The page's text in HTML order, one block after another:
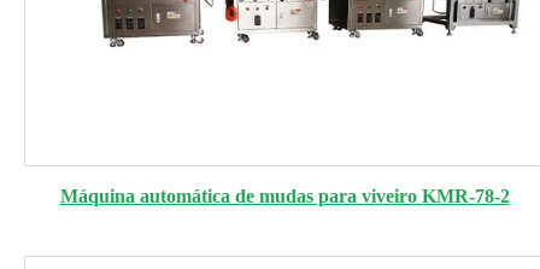
Máquina automática de mudas para viveiro KMR-78-2